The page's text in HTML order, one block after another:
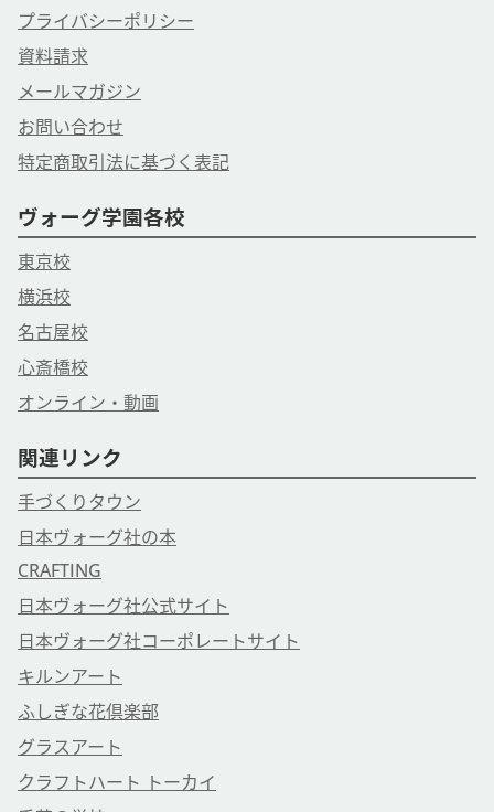
プライバシーポリシー
資料請求
メールマガジン
お問い合わせ
特定商取引法に基づく表記
ヴォーグ学園各校
東京校
横浜校
名古屋校
心斎橋校
オンライン・動画
関連リンク
手づくりタウン
日本ヴォーグ社の本
CRAFTING
日本ヴォーグ社公式サイト
日本ヴォーグ社コーポレートサイト
キルンアート
ふしぎな花倶楽部
グラスアート
クラフトハート トーカイ